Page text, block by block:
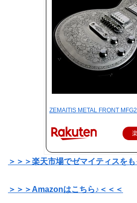
ZEMAITIS METAL FRONT
＞＞＞楽天市場でゼマイティスを
＞＞＞Amazonはこちら♪＜＜＜